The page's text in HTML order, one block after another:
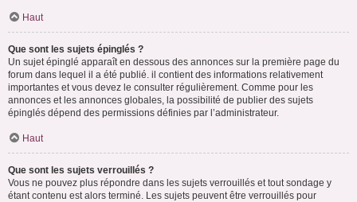
Haut
Que sont les sujets épinglés ?
Un sujet épinglé apparaît en dessous des annonces sur la première page du
forum dans lequel il a été publié. il contient des informations relativement
importantes et vous devez le consulter régulièrement. Comme pour les
annonces et les annonces globales, la possibilité de publier des sujets
épinglés dépend des permissions définies par l’administrateur.
Haut
Que sont les sujets verrouillés ?
Vous ne pouvez plus répondre dans les sujets verrouillés et tout sondage y
étant contenu est alors terminé. Les sujets peuvent être verrouillés pour